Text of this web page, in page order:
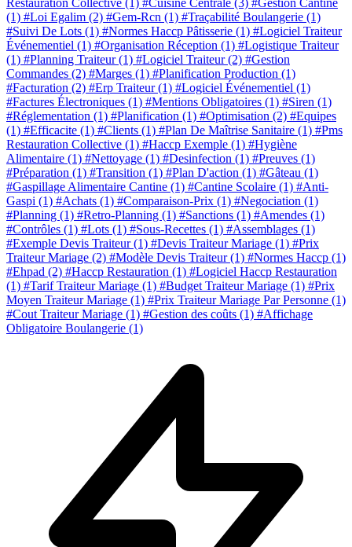
(1) #Loi Egalim (2) #Gem-Rcn (1) #Traçabilité Boulangerie (1)
#Suivi De Lots (1) #Normes Haccp Pâtisserie (1) #Logiciel Traiteur
Événementiel (1) #Organisation Réception (1) #Logistique Traiteur
(1) #Planning Traiteur(1) #Logiciel Traiteur(2) #Gestion
Commandes (2) #Marges (1) #Planification Production (1)
#Facturation (2) #Erp Traiteur(1) #Logiciel Événementiel (1)
#Factures Électroniques (1) #Mentions Obligatoires (1) #Siren (1)
#Réglementation (1) #Planification (1) #Optimisation (2) #Equipes
(1) #Efficacite (1) #Clients (1) #Plan De Maîtrise Sanitaire (1) #Pms
Restauration Collective (1) #Haccp Exemple (1) #Hygiène
Alimentaire (1) #Nettoyage (1) #Desinfection (1) #Preuves (1)
#Préparation (1) #Transition (1) #Plan D'action (1) #Gâteau (1)
#Gaspillage Alimentaire Cantine (1) #Cantine Scolaire (1) #Anti-
Gaspi (1) #Achats (1) #Comparaison-Prix (1) #Negociation (1)
#Planning (1) #Retro-Planning (1) #Sanctions (1) #Amendes (1)
#Contrôles (1) #Lots (1) #Sous-Recettes (1) #Assemblages (1)
#Exemple Devis Traiteur(1) #Devis Traiteur Mariage (1) #Prix
Traiteur Mariage (2) #Modèle Devis Traiteur(1) #Normes Haccp (1)
#Ehpad (2) #Haccp Restauration (1) #Logiciel Haccp Restauration
(1) #Tarif Traiteur Mariage (1) #Budget Traiteur Mariage (1) #Prix
Moyen Traiteur Mariage (1) #Prix Traiteur Mariage Par Personne (1)
#Cout Traiteur Mariage (1) #Gestion des coûts (1) #Affichage
Obligatoire Boulangerie (1)